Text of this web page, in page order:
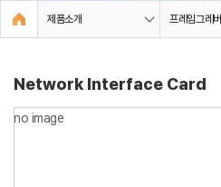
제품소개 프레임그레버
Network Interface Card
no image